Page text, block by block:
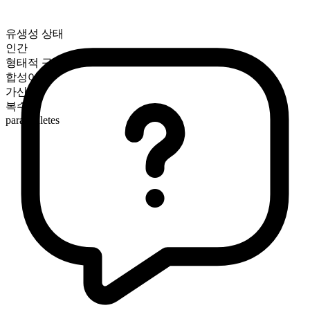
유생성 상태
인간
형태적 구성
합성어
가산
복수형
para athletes